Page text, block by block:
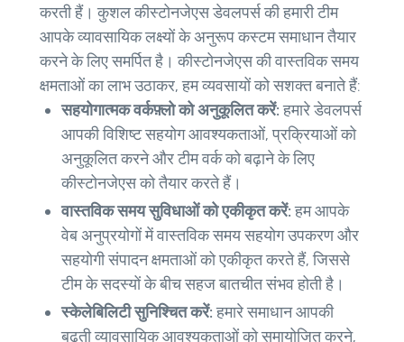
करती हैं। कुशल कीस्टोनजेएस डेवलपर्स की हमारी टीम
आपके व्यावसायिक लक्ष्यों के अनुरूप कस्टम समाधान तैयार
करने के लिए समर्पित है। कीस्टोनजेएस की वास्तविक समय
क्षमताओं का लाभ उठाकर, हम व्यवसायों को सशक्त बनाते हैं:
सहयोगात्मक वर्कफ़्लो को अनुकूलित करें:हमारे डेवलपर्स
आपकी विशिष्ट सहयोग आवश्यकताओं, प्रक्रियाओं को
अनुकूलित करने और टीम वर्क को बढ़ाने के लिए
कीस्टोनजेएस को तैयार करते हैं।
वास्तविक समय सुविधाओं को एकीकृत करें:हम आपके
वेब अनुप्रयोगों में वास्तविक समय सहयोग उपकरण और
सहयोगी संपादन क्षमताओं को एकीकृत करते हैं, जिससे
टीम के सदस्यों के बीच सहज बातचीत संभव होती है।
स्केलेबिलिटी सुनिश्चित करें:हमारे समाधान आपकी
बढ़ती व्यावसायिक आवश्यकताओं को समायोजित करने,